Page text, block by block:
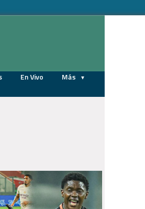
En Vivo Más